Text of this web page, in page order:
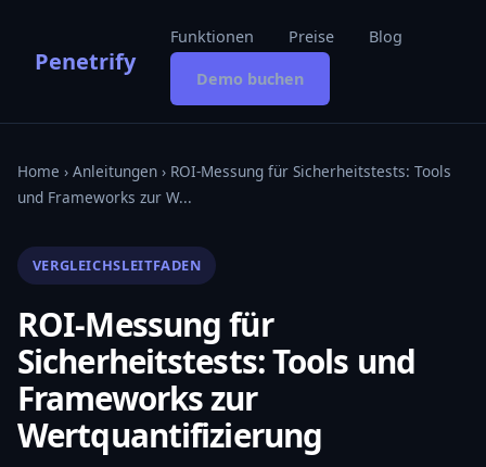
Penetrify
Funktionen Preise Blog
Demo buchen
Home › Anleitungen › ROI-Messung für Sicherheitstests: Tools
und Frameworks zur W...
VERGLEICHSLEITFADEN
ROI-Messung für
Sicherheitstests: Tools und
Frameworks zur
Wertquantifizierung